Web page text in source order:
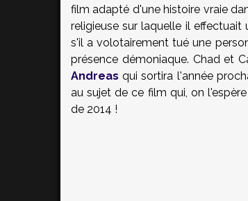
film adapté d'une histoire vraie
religieuse sur laquelle il
s'il a volotairement tué une
présence démoniaque. Chad et
Andreas qui sortira l'année
au sujet de ce film qui, on
de 2014 !